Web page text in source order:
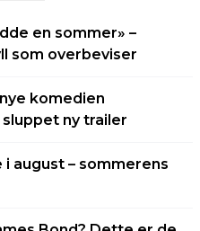
en sommer» –
som overbeviser
komedien
ny trailer
august – sommerens